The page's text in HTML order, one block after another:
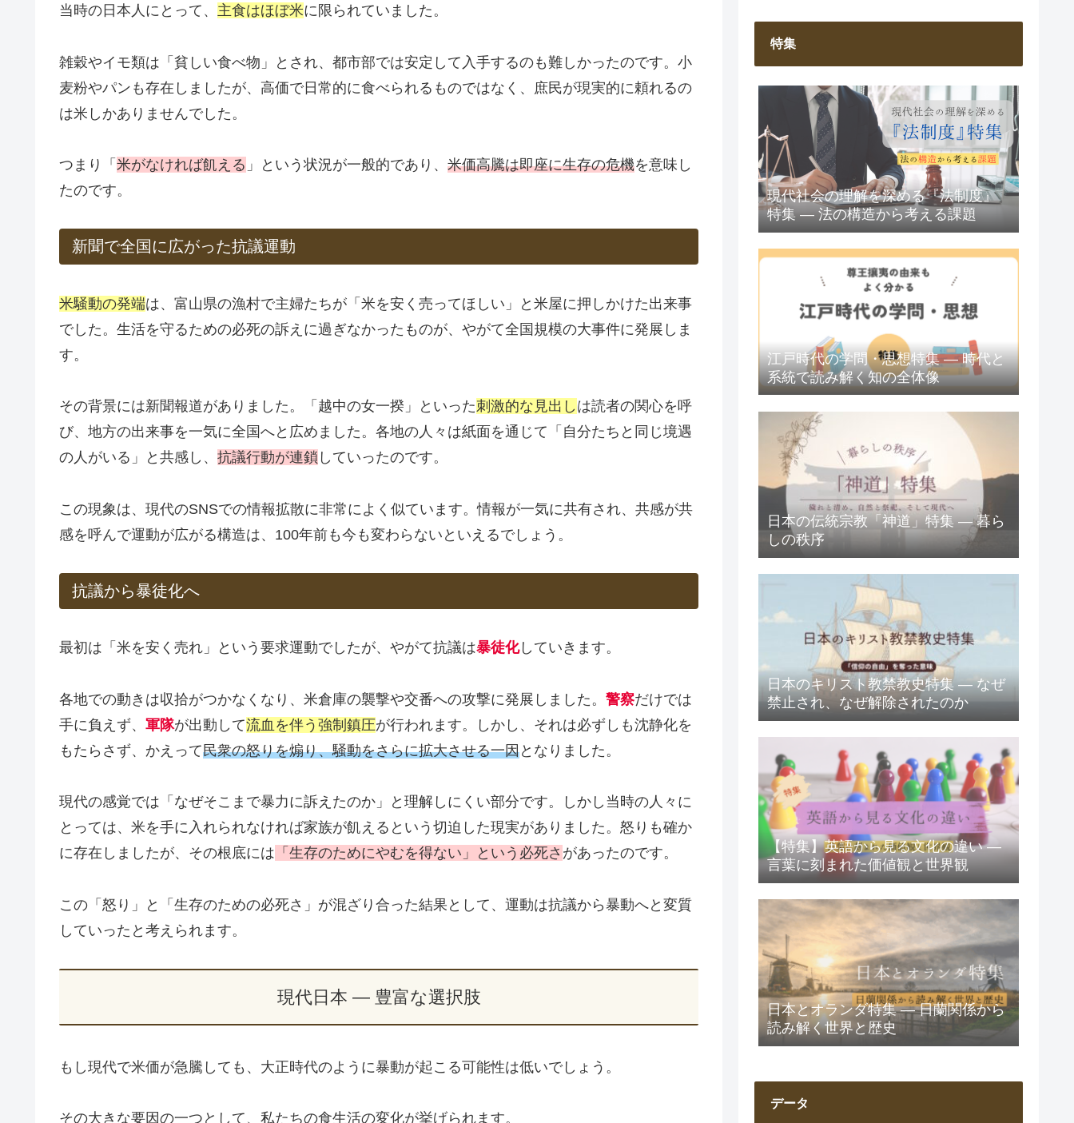
当時の日本人にとって、 主食はほぼ米に限られていました。
雑穀やイモ類は「貧しい食べ物」とされ、都市部では安定して入手するのも難しかったのです。小
麦粉やパンも存在しましたが、高価で日常的に食べられるものではなく、庶民が現実的に頼れるの
は米しかありませんでした。
つまり「 米がなければ飢える 」という状況が一般的であり、 米価高騰は即座に生存の危機を意味し
たのです。
新聞で全国に広がった抗議運動
米騒動の発端は、富山県の漁村で主婦たちが「米を安く売ってほしい」と米屋に押しかけた出来事
でした。生活を守るための必死の訴えに過ぎなかったものが、やがて全国規模の大事件に発展しま
す。
その背景には新聞報道がありました。「越中の女一揆」といった刺激的な見出し は読者の関心を呼
び、地方の出来事を一気に全国へと広めました。各地の人々は紙面を通じて「自分たちと同じ境遇
の人がいる」と共感し、 抗議行動が連鎖 していったのです。
この現象は、現代のSNSでの情報拡散に非常によく似ています。情報が一気に共有され、共感が共
感を呼んで運動が広がる構造は、100年前も今も変わらないといえるでしょう。
抗議から暴徒化へ
最初は「米を安く売れ」という要求運動でしたが、やがて抗議は暴徒化していきます。
各地での動きは収拾がつかなくなり、米倉庫の襲撃や交番への攻撃に発展しました。 警察だけでは
手に負えず、 軍隊が出動して流血を伴う強制鎮圧が行われます。しかし、それは必ずしも沈静化を
もたらさず、かえって民衆の怒りを煽り、騒動をさらに拡大させる一因となりました。
現代の感覚では「なぜそこまで暴力に訴えたのか」と理解しにくい部分です。しかし当時の人々に
とっては、米を手に入れられなければ家族が飢えるという切迫した現実がありました。怒りも確か
に存在しましたが、その根底には 「生存のためにやむを得ない」という必死さ があったのです。
この「怒り」と「生存のための必死さ」が混ざり合った結果として、運動は抗議から暴動へと変質
していったと考えられます。
現代日本 ― 豊富な選択肢
もし現代で米価が急騰しても、大正時代のように暴動が起こる可能性は低いでしょう。
その大きな要因の一つとして、私たちの食生活の変化が挙げられます。
特集
現代社会の理解を深める『法制度』
特集 ― 法の構造から考える課題
江戸時代の学問・思想特集 ― 時代と
系統で読み解く知の全体像
日本の伝統宗教「神道」特集 ― 暮ら
しの秩序
日本のキリスト教禁教史特集 ― なぜ
禁止され、なぜ解除されたのか
【特集】英語から見る文化の違い ―
言葉に刻まれた価値観と世界観
日本とオランダ特集 ― 日蘭関係から
読み解く世界と歴史
データ